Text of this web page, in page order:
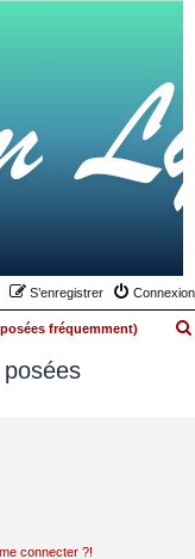
Connexion
S’enregistrer
fréquemment)
connecter ?!